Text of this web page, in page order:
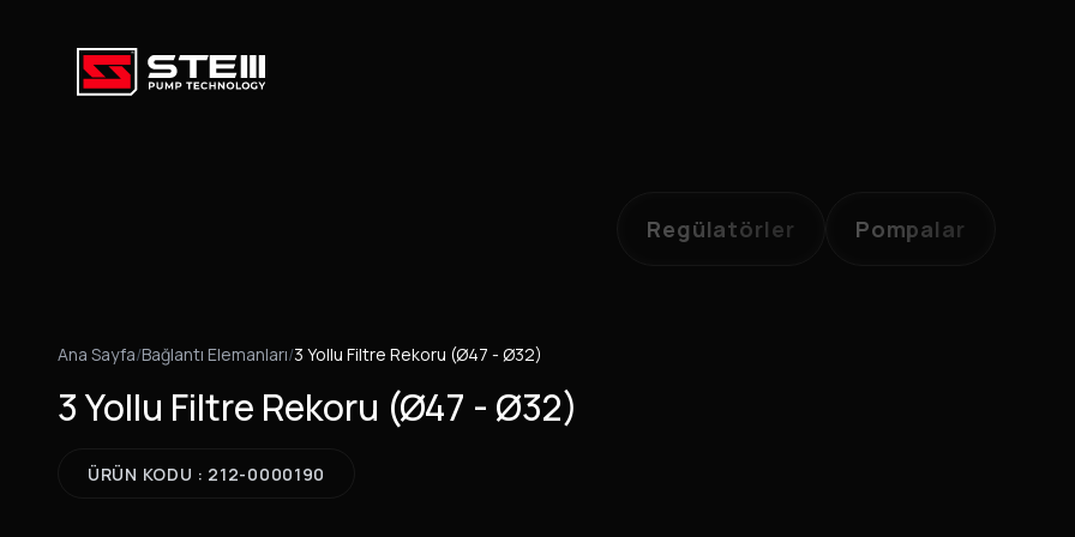
Regülatörler Pompalar
Ana Sayfa/Bağlantı Elemanları/3 Yollu Filtre Rekoru (Ø47 - Ø32)
3 Yollu Filtre Rekoru (Ø47 - Ø32)
ÜRÜN KODU : 212-0000190